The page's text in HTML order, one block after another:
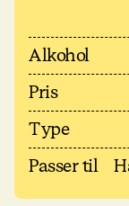
Alkohol
Pris
Type
Passer til